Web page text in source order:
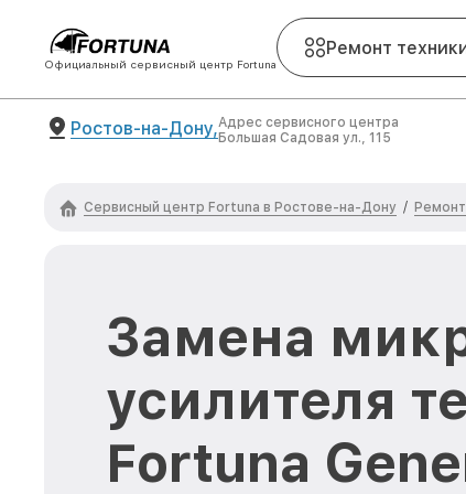
Официальный сервисный центр Fortuna
Ремонт
Ростов-на-Дону,Адрес сервисного центра
Большая Садовая ул., 115
Сервисный центр Fortuna в Ростове-на-Дону /
Замена
усилителя
Fortuna